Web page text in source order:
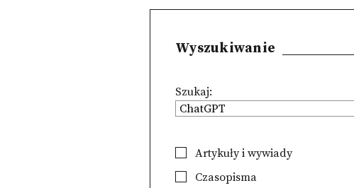
Wyszukiwanie
Szukaj:
Artykuły i wywiady
Czasopisma